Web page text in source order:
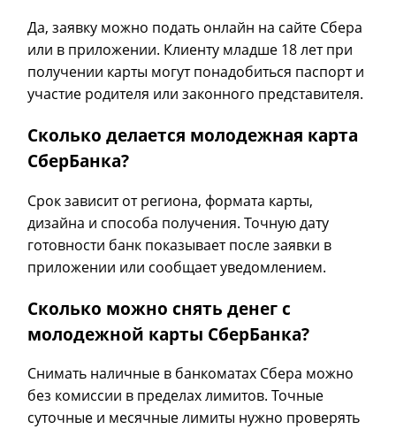
Да, заявку можно подать онлайн на сайте Сбера
или в приложении. Клиенту младше 18 лет при
получении карты могут понадобиться паспорт и
участие родителя или законного представителя.
Сколько делается молодежная карта
СберБанка?
Срок зависит от региона, формата карты,
дизайна и способа получения. Точную дату
готовности банк показывает после заявки в
приложении или сообщает уведомлением.
Сколько можно снять денег с
молодежной карты СберБанка?
Снимать наличные в банкоматах Сбера можно
без комиссии в пределах лимитов. Точные
суточные и месячные лимиты нужно проверять